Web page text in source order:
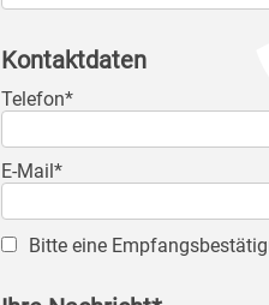
Kontaktdaten
Telefon*
E-Mail*
Bitte eine